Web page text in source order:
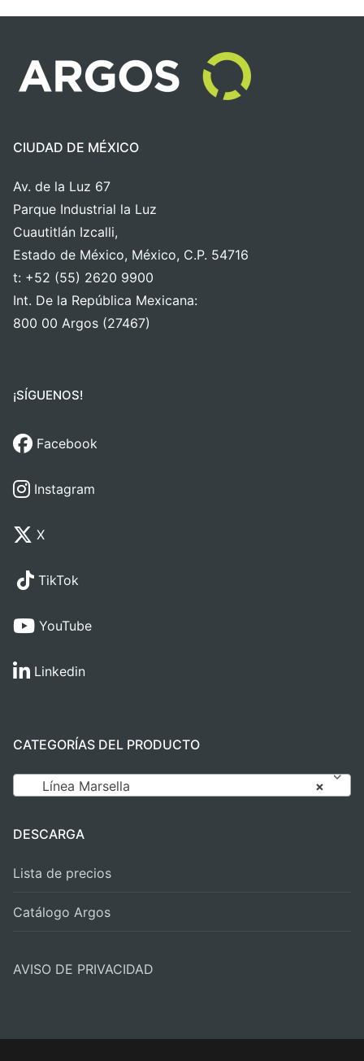
CIUDAD DE MÉXICO
Av. de la Luz 67
Parque Industrial la Luz
Cuautitlán Izcalli,
Estado de México, México, C.P. 54716
t: +52 (55) 2620 9900
Int. De la República Mexicana:
800 00 Argos (27467)
¡SÍGUENOS!
Facebook
Instagram
X
TikTok
YouTube
Linkedin
CATEGORÍAS DEL PRODUCTO
×
Línea Marsella
DESCARGA
Lista de precios
Catálogo Argos
AVISO DE PRIVACIDAD